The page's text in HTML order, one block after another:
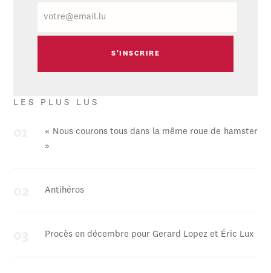
mail
LES PLUS LUS
« Nous courons tous dans la même roue de hamster
»
Antihéros
Procès en décembre pour Gerard Lopez et Éric Lux